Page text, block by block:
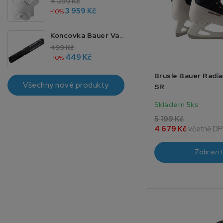
-10%3 959 Kč
Koncovka Bauer Vapor 4 JR 40
499 Kč
-10% 449 Kč
Všechny nové produkty
Brusle Bauer
SR
Skladem 5ks
5 199 Kč
4 679 Kčvčetně
Zobrazit